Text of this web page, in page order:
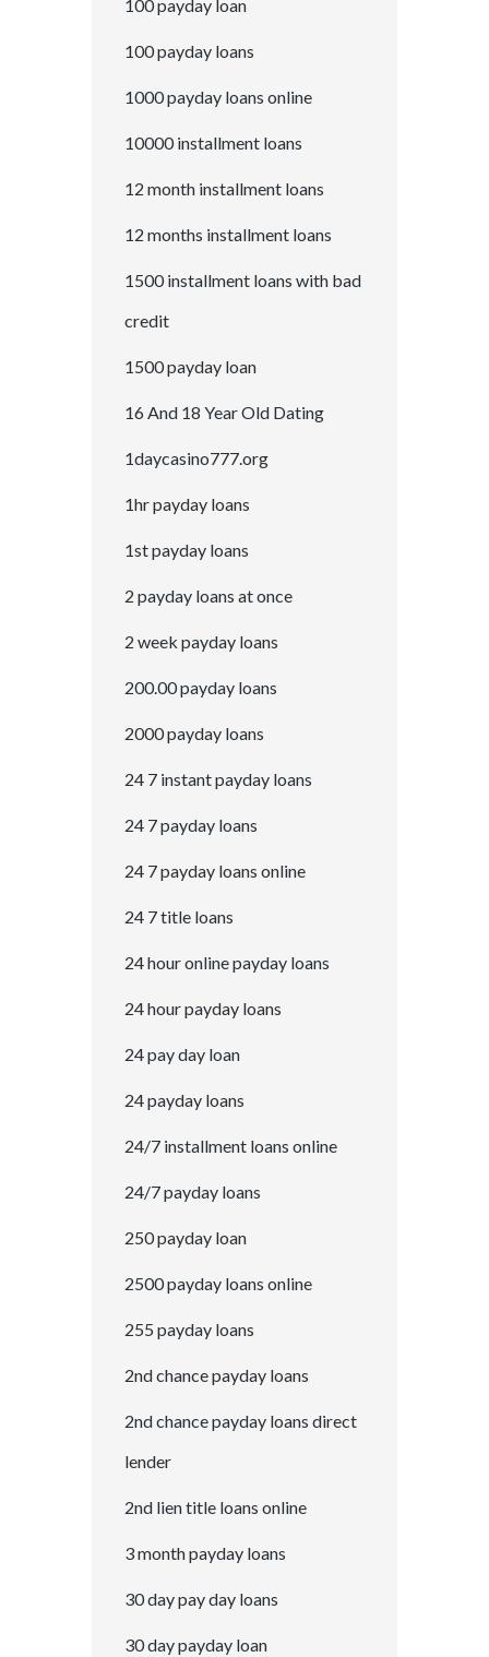
100 payday loan
100 payday loans
1000 payday loans online
10000 installment loans
12 month installment loans
12 months installment loans
1500 installment loans with bad
credit
1500 payday loan
16 And 18 Year Old Dating
1daycasino777.org
1hr payday loans
1st payday loans
2 payday loans at once
2 week payday loans
200.00 payday loans
2000 payday loans
24 7 instant payday loans
24 7 payday loans
24 7 payday loans online
24 7 title loans
24 hour online payday loans
24 hour payday loans
24 pay day loan
24 payday loans
24/7 installment loans online
24/7 payday loans
250 payday loan
2500 payday loans online
255 payday loans
2nd chance payday loans
2nd chance payday loans direct
lender
2nd lien title loans online
3 month payday loans
30 day pay day loans
30 day payday loan